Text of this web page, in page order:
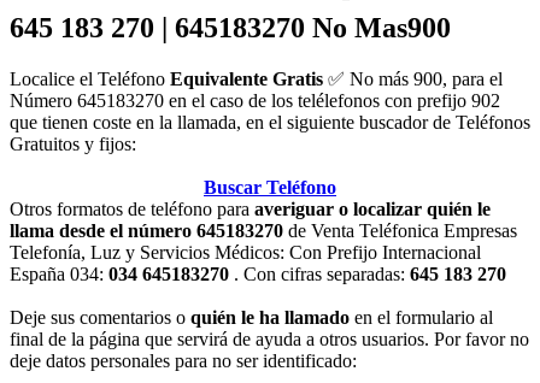
645 183 270 | 645183270 No Mas900
Localice el Teléfono Equivalente Gratis ✅ No más 900, para el
Número 645183270 en el caso de los telélefonos con prefijo 902
que tienen coste en la llamada, en el siguiente buscador de Teléfonos
Gratuitos y fijos:
Buscar Teléfono
Otros formatos de teléfono para averiguar o localizar quién le
llama desde el número 645183270 de Venta Teléfonica Empresas
Telefonía, Luz y Servicios Médicos: Con Prefijo Internacional
España 034: 034 645183270 . Con cifras separadas: 645 183 270
Deje sus comentarios o quién le ha llamado en el formulario al
final de la página que servirá de ayuda a otros usuarios. Por favor no
deje datos personales para no ser identificado: